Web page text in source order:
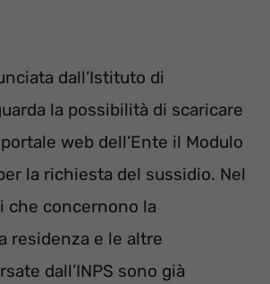
dall’Istituto di
la possibilità di scaricare
web dell’Ente il Modulo
la richiesta del sussidio. Nel
che concernono la
residenza e le altre
dall’INPS sono già